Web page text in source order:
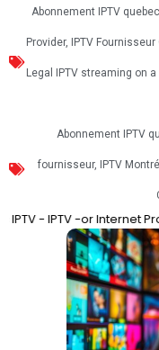
Abonnement IPTV quebec
Provider, IPTV
Legal IPTV streaming on
Abonnement IPTV
fournisseur, IPTV
or Internet Protocol